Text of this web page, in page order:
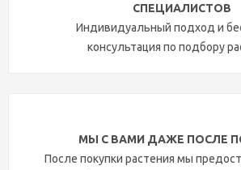
СПЕЦИАЛИСТОВ
Индивидуальный подход и
консультация по подбору
МЫ С ВАМИ ДАЖЕ ПОСЛЕ
После покупки растения мы